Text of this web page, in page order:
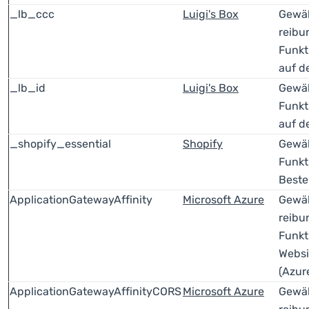
_lb_ccc
Luigi's Box
auf
_lb_id
Luigi's Box
auf
_shopify_essential
Shopify
ApplicationGatewayAffinity
Microsoft Azure
ApplicationGatewayAffinityCORSMicrosoft Azure